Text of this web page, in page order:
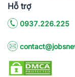
Hỗ trợ
0937.226.225